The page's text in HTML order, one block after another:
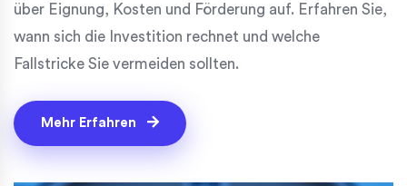
über Eignung, Kosten und Förderung auf. Erfahren Sie,
wann sich die Investition rechnet und welche
Fallstricke Sie vermeiden sollten.
Mehr Erfahren